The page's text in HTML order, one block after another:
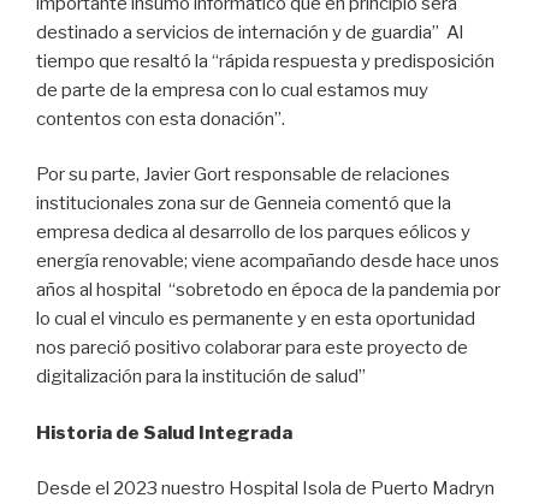
destinado a servicios de internación y de guardia” Al
tiempo que resaltó la “rápida respuesta y predisposición
de parte de la empresa con lo cual estamos muy
contentos con esta donación”.
Por su parte, Javier Gort responsable de relaciones
institucionales zona sur de Genneia comentó que la
empresa dedica al desarrollo de los parques eólicos y
energía renovable; viene acompañando desde hace unos
años al hospital “sobretodo en época de la pandemia por
lo cual el vinculo es permanente y en esta oportunidad
nos pareció positivo colaborar para este proyecto de
digitalización para la institución de salud”
Historia de Salud Integrada
Desde el 2023 nuestro Hospital Isola de Puerto Madryn